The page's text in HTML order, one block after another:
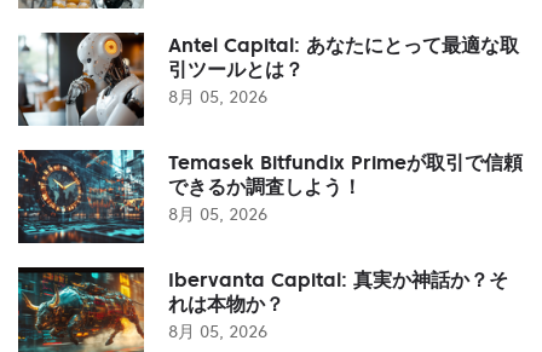
Antel Capital: あなたにとって最適な取
引ツールとは？
8月 05, 2026
Temasek Bitfundix Primeが取引で信頼
できるか調査しよう！
8月 05, 2026
Ibervanta Capital: 真実か神話か？そ
れは本物か？
8月 05, 2026